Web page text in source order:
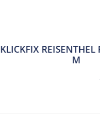
KLICKFIX REISENTHEL
M